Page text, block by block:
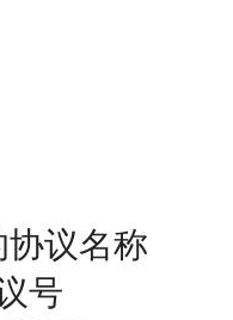
协议名称
号